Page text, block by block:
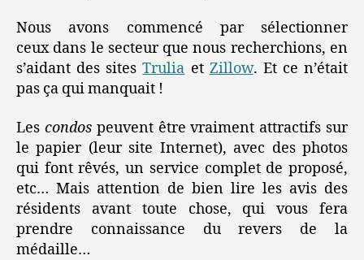
Nous avons commencé par sélectionner
ceux dans le secteur que nous recherchions, en
s’aidant des sitesTrulia et Zillow. Et ce n’était
pas ça qui manquait !
Les condospeuvent être vraiment attractifs sur
le papier (leur site Internet), avec des photos
qui font rêvés, un service complet de proposé,
etc… Mais attention de bien lire les avis des
résidents avant toute chose, qui vous fera
prendre connaissance du revers de la
médaille…